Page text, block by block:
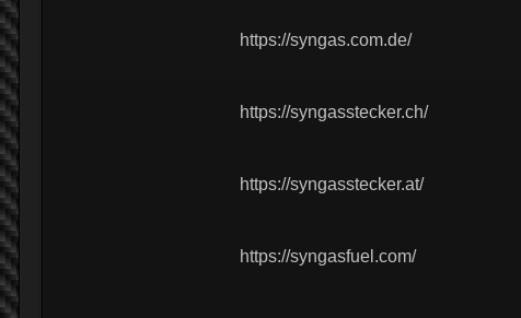
https://syngas.com.de/
https://syngasstecker.ch/
https://syngasstecker.at/
https://syngasfuel.com/